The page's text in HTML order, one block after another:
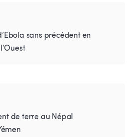
sans précédent en
de terre au Népal